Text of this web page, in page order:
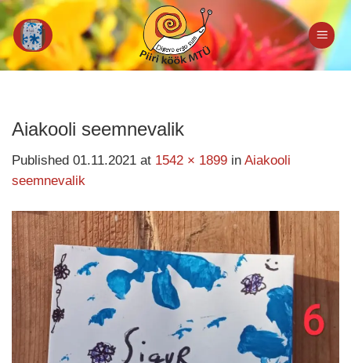
Skip
to
content
Aiakooli seemnevalik
Published 01.11.2021 at 1542 × 1899 in Aiakooli
seemnevalik